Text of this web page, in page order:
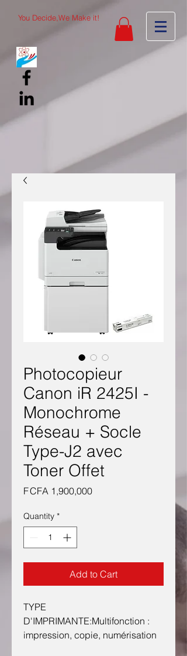
You Decide,We Make it!
Photocopieur
Canon iR 2425I -
Monochrome
Réseau + Socle
Type-J2 avec
Toner Offet
F CFA 1,900,000Price
Quantity *
Add to Cart
TYPE
D'IMPRIMANTE:Multifonction :
impression, copie, numérisation